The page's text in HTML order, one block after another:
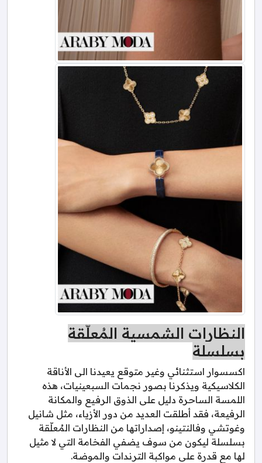
النظارات الشمسية المُعلّقة
بسلسلة
اكسسوار استثنائي وغير متوقع يعيدنا الى الأناقة
الكلاسيكية ويذكرنا بصور نجمات السبعينيات، هذه
اللمسة الساحرة دليل على الذوق الرفيع والمكانة
الرفيعة، فقد أطلقت العديد من دور الأزياء، مثل شانيل
وغوتشي وفالنتينو، إصداراتها من النظارات المُعلّقة
بسلسلة ليكون من سوف يضفي الفخامة التي لا مثيل
لها مع قدرة على مواكبة الترندات والموضة.